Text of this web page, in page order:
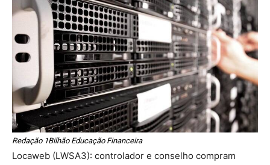
Redação 1Bilhão Educação Financeira
Locaweb (LWSA3): controlador e conselho compram